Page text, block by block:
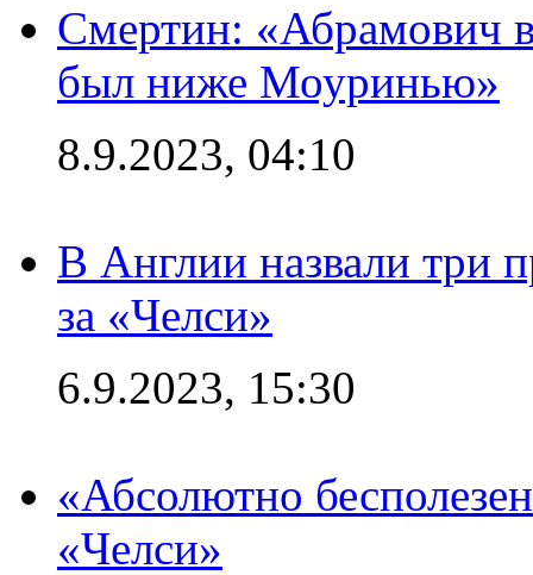
Смертин: «Абрамович в
был ниже Моуринью»
8.9.2023, 04:10
В Англии назвали три
за «Челси»
6.9.2023, 15:30
«Абсолютно
«Челси»